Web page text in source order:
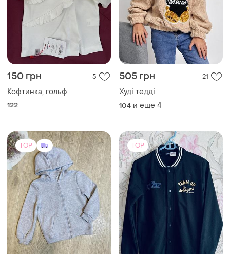
150 грн 5
Кофтинка, гольф
122
505 грн 21
Худі тедді
104 и еще 4
TOP TOP